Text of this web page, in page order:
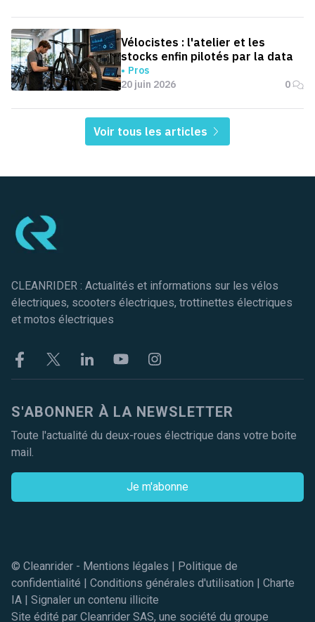
Vélocistes : l'atelier et les
stocks enfin pilotés par la data
Pros
20 juin 2026
0
Voir tous les articles
CLEANRIDER : Actualités et informations sur les vélos
électriques, scooters électriques, trottinettes électriques
et motos électriques
FacebookTwitter LinkekinYoutubeInstagram
S'ABONNER À LA NEWSLETTER
Toute l'actualité du deux-roues électrique dans votre boite
mail.
Je m'abonne
© Cleanrider - Mentions légales
Politique de
confidentialité
Conditions générales d'utilisation
Charte
IA
Signaler un contenu illicite
Site édité par Cleanrider SAS, une société du groupe